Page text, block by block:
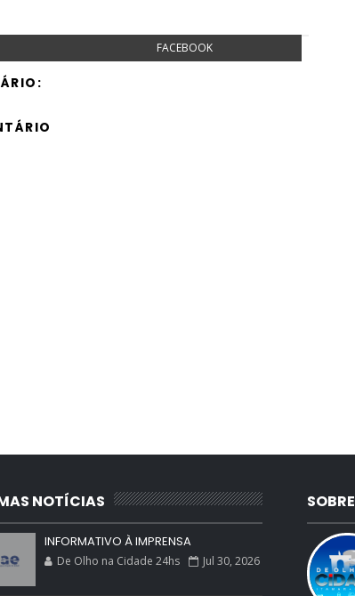
FACEBOOK
NOTÍCIAS
INFORMATIVO À IMPRENSA
De Olho na Cidade 24hs Jul 30, 2026
SOBRE